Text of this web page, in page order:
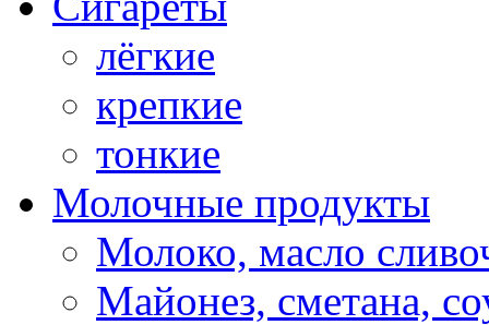
лёгкие
крепкие
тонкие
Молочные продукты
Молоко, масло
Майонез, сметана,